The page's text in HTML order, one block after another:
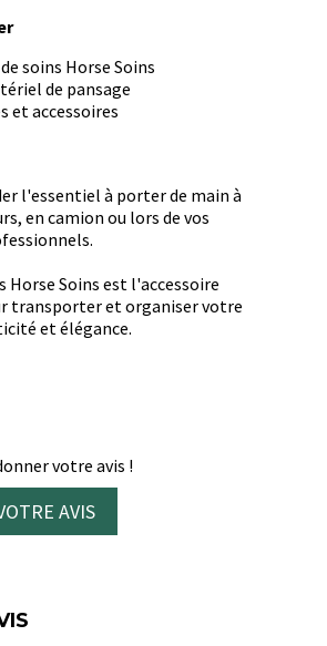
soins Horse Soins
de pansage
et accessoires
l'essentiel à porter de main à
en camion ou lors de vos
Horse Soins est l'accessoire
transporter et organiser votre
et élégance.
votre avis !
AVIS